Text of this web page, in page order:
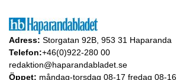
Adress: Storgatan 92B, 953 31 Haparanda
Telefon:+46(0)922-280 00
redaktion@haparandabladet.se
Öppet: måndag-torsdag 08-17 fredag 08-16